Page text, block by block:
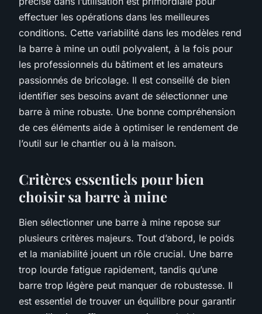
effectuer les opérations dans les meilleures
conditions. Cette variabilité dans les modèles rend
la barre à mine un outil polyvalent, à la fois pour
les professionnels du bâtiment et les amateurs
passionnés de bricolage. Il est conseillé de bien
identifier ses besoins avant de sélectionner une
barre à mine robuste. Une bonne compréhension
de ces éléments aide à optimiser le rendement de
l’outil sur le chantier ou à la maison.
Critères essentiels pour bien
choisir sa barre à mine
Bien sélectionner une barre à mine repose sur
plusieurs critères majeurs. Tout d’abord, le poids
et la maniabilité jouent un rôle crucial. Une barre
trop lourde fatigue rapidement, tandis qu’une
barre trop légère peut manquer de robustesse. Il
est essentiel de trouver un équilibre pour garantir